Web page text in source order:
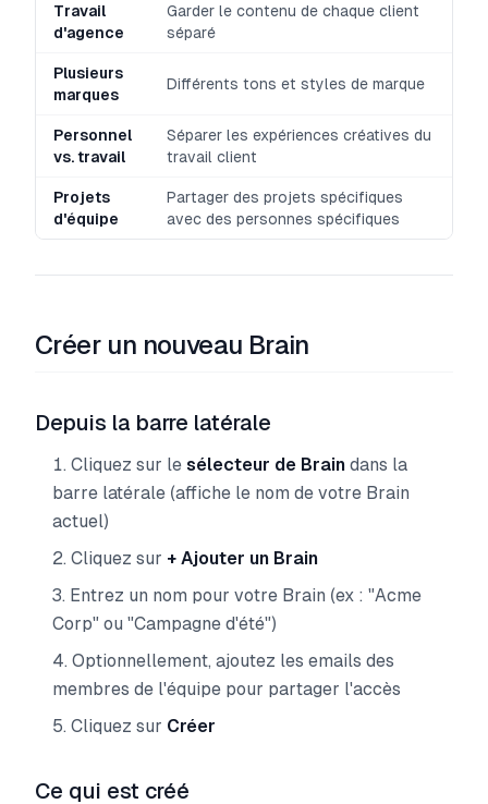
Travail
d'agence
Garder le contenu de chaque client
séparé
Plusieurs
marques
Différents tons et styles de marque
Personnel
vs. travail
Séparer les expériences créatives du
travail client
Projets
d'équipe
Partager des projets spécifiques
avec des personnes spécifiques
Créer un nouveau Brain
Depuis la barre latérale
Cliquez sur le sélecteur de Brain dans la
barre latérale (affiche le nom de votre Brain
actuel)
Cliquez sur + Ajouter un Brain
Entrez un nom pour votre Brain (ex : "Acme
Corp" ou "Campagne d'été")
Optionnellement, ajoutez les emails des
membres de l'équipe pour partager l'accès
Cliquez sur Créer
Ce qui est créé